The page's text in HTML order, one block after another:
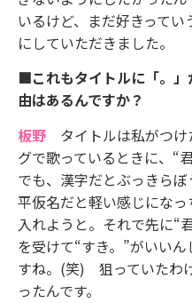
いるけど、まだ好きって
にしていただきました。
■これもタイトルに「。
由はあるんですか？
板野 タイトルは私がつけ
グで歌っているときに、“
でも、漢字だとぶっきら
平仮名だと軽い感じにな
入れようと。それで先に“
を受けて“すき。”がいい
すね。(笑) 狙っていたわ
ったんです。